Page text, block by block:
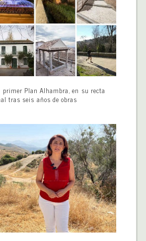
primer Plan Alhambra, en su recta
tras seis años de obras